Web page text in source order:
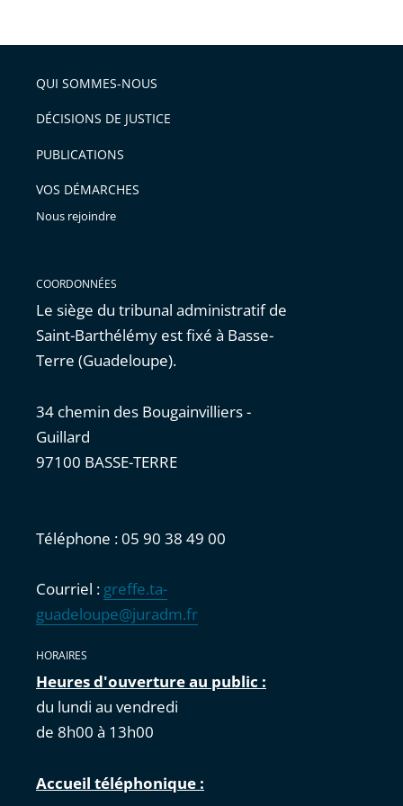
arriver
après
l'article
pour
avant
QUI SOMMES-NOUS
DÉCISIONS DE JUSTICE
PUBLICATIONS
VOS DÉMARCHES
Nous rejoindre
COORDONNÉES
Le siège du tribunal administratif de
Saint-Barthélémy est fixé à Basse-
Terre (Guadeloupe).
34 chemin des Bougainvilliers -
Guillard
97100 BASSE-TERRE
Téléphone : 05 90 38 49 00
Courriel : greffe.ta-
guadeloupe@juradm.fr
HORAIRES
Heures d'ouverture au public :
du lundi au vendredi
de 8h00 à 13h00
Accueil téléphonique :